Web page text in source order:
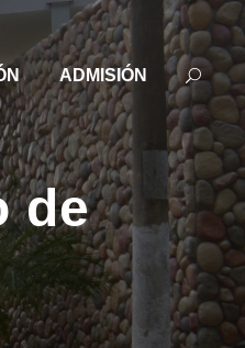
ADMISIÓN
de